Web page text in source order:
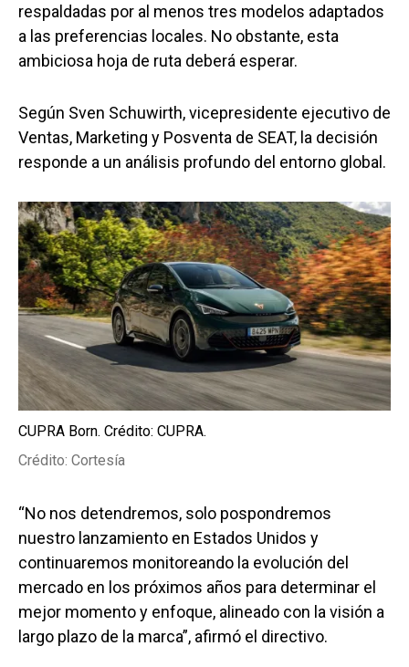
respaldadas por al menos tres modelos adaptados
a las preferencias locales. No obstante, esta
ambiciosa hoja de ruta deberá esperar.
Según Sven Schuwirth, vicepresidente ejecutivo de
Ventas, Marketing y Posventa de SEAT, la decisión
responde a un análisis profundo del entorno global.
CUPRA Born. Crédito: CUPRA.
Crédito: Cortesía
“No nos detendremos, solo pospondremos
nuestro lanzamiento en Estados Unidos y
continuaremos monitoreando la evolución del
mercado en los próximos años para determinar el
mejor momento y enfoque, alineado con la visión a
largo plazo de la marca”, afirmó el directivo.